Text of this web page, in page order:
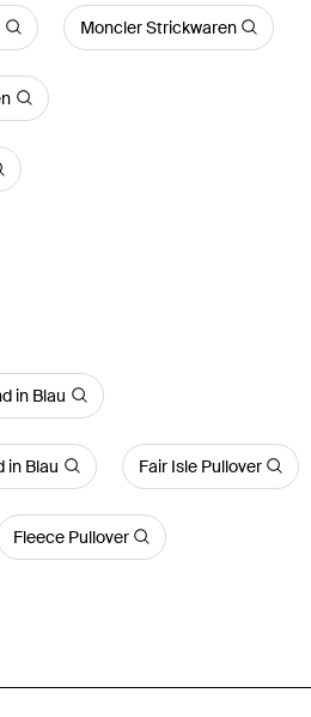
Moncler Strickwaren
in Blau
in Blau Fair Isle Pullover
Fleece Pullover